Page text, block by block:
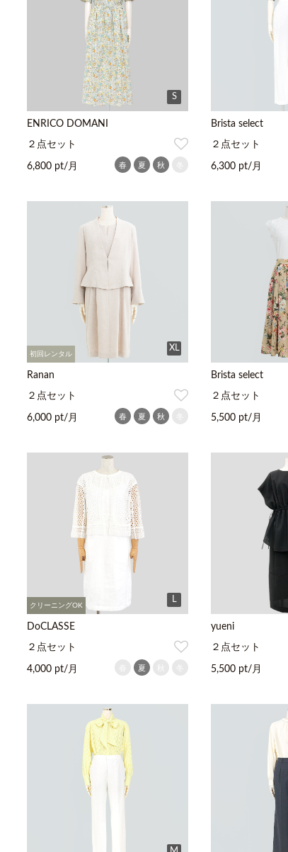
S
ENRICO DOMANI
２点セット
6,800 pt/月 春 夏 秋
Brista select
２点セット
6,300 pt/月
初回レンタル
XL
Ranan
２点セット
6,000 pt/月 春 夏 秋
Brista select
２点セット
5,500 pt/月
クリーニングOK
L
DoCLASSE
２点セット
4,000 pt/月 夏
yueni
２点セット
5,500 pt/月